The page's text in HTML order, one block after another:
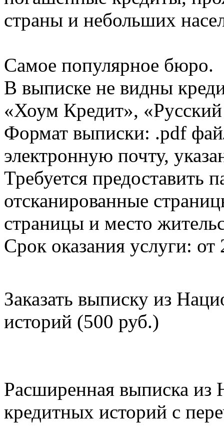
страны и небольших
Самое популярное бюро.
В выписке не видны
«Хоум Кредит»,
Формат выписки: .pdf
электронную почту,
Требуется предоставить
отсканированные
страницы и место
Срок оказания услуги: от
Заказать выписку из
историй (500 руб.)
Расширенная выписка из
кредитных историй с